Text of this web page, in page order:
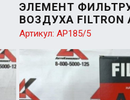
ЭЛЕМЕНТ
ВОЗДУХА FILTRON
Артикул: AP185/5